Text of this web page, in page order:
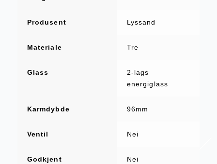
Produsent Lyssand
Materiale Tre
Glass
2-lags
energiglass
Karmdybde 96mm
Ventil Nei
Godkjent
Nei